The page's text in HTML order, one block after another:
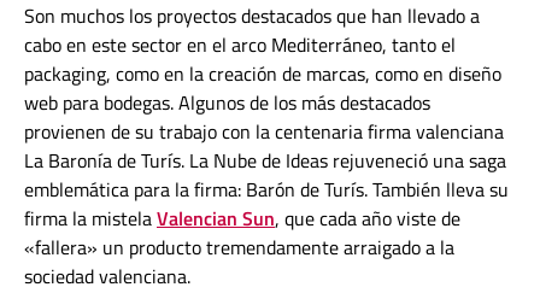
Son muchos los proyectos destacados que han llevado a
cabo en este sector en el arco Mediterráneo, tanto el
packaging, como en la creación de marcas, como en diseño
web para bodegas.Algunos de los más destacados
provienen de su trabajo con la centenaria firma valenciana
La Baronía de Turís. La Nube de Ideas rejuveneció una saga
emblemática para la firma: Barón de Turís. También lleva su
firma la mistelaValencian Sun, que cada año viste de
«fallera» un producto tremendamente arraigado a la
sociedad valenciana.